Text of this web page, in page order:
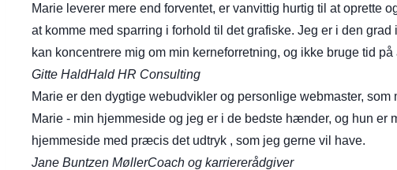
Marie leverer mere end forventet, er vanvittig hurtig til at oprette
at komme med sparring i forhold til det grafiske. Jeg er i den
kan koncentrere mig om min kerneforretning, og ikke bruge tid på
Gitte HaldHald HR Consulting
Marie er den dygtige webudvikler og personlige webmaster,
Marie - min hjemmeside og jeg er i de bedste hænder, og hun
hjemmeside med præcis det udtryk , som jeg gerne vil have.
Jane Buntzen MøllerCoach og karriererådgiver